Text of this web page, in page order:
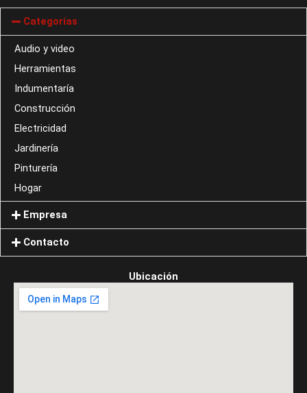
Categorías
Audio y video
Herramientas
Indumentaría
Construcción
Electricidad
Jardinería
Pinturería
Hogar
Empresa
Contacto
Ubicación